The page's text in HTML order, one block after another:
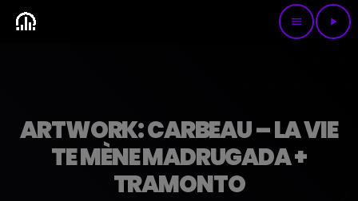
menu play_arrow
ARTWORK: CARBEAU – LA VIE
TE MÈNE MADRUGADA +
TRAMONTO